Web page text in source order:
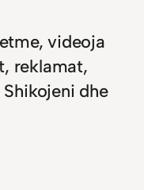
videoja
reklamat,
dhe